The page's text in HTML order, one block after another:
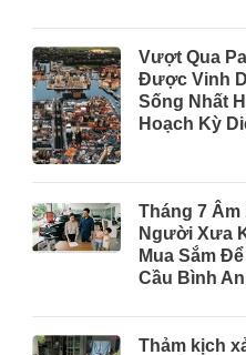
Vượt Qua
Được Vinh
Sống Nhất
Hoạch Kỳ
Tháng 7
Người Xưa
Mua Sắm
Cầu Bình An
Thảm kịch